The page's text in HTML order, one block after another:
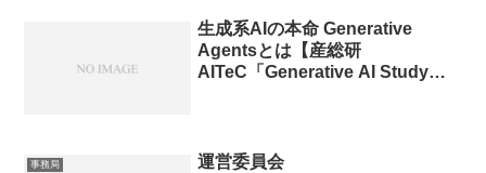
生成系AIの本命 Generative
Agentsとは【産総研
AITeC「Generative AI Study
事務局 運営委員会